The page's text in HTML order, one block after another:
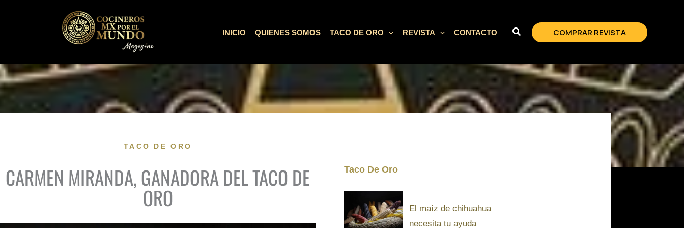
INICIO QUIENES SOMOS TACO DE ORO REVISTA CONTACTO COMPRAR REVISTA
TACO DE ORO
CARMEN MIRANDA, GANADORA DEL TACO DE
ORO
Taco De Oro
El maíz de chihuahua
necesita tu ayuda